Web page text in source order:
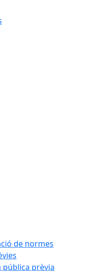
de normes
pública prèvia